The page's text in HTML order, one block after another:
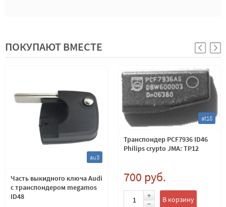
ПОКУПАЮТ ВМЕСТЕ
au3
Часть выкидного ключа Audi
с транспондером megamos
ID48
at18
Транспондер PCF7936 ID46
Philips crypto JMA: TP12
700 руб.
В корзину